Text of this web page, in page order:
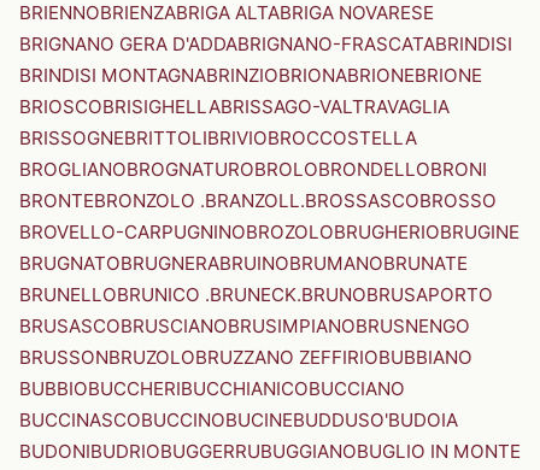
BRIENNOBRIENZABRIGA ALTABRIGA NOVARESE
BRIGNANO GERA D'ADDABRIGNANO-FRASCATABRINDISI
BRINDISI MONTAGNABRINZIOBRIONABRIONEBRIONE
BRIOSCOBRISIGHELLABRISSAGO-VALTRAVAGLIA
BRISSOGNEBRITTOLIBRIVIOBROCCOSTELLA
BROGLIANOBROGNATUROBROLOBRONDELLOBRONI
BRONTEBRONZOLO .BRANZOLL.BROSSASCOBROSSO
BROVELLO-CARPUGNINOBROZOLOBRUGHERIOBRUGINE
BRUGNATOBRUGNERABRUINOBRUMANOBRUNATE
BRUNELLOBRUNICO .BRUNECK.BRUNOBRUSAPORTO
BRUSASCOBRUSCIANOBRUSIMPIANOBRUSNENGO
BRUSSONBRUZOLOBRUZZANO ZEFFIRIOBUBBIANO
BUBBIOBUCCHERIBUCCHIANICOBUCCIANO
BUCCINASCOBUCCINOBUCINEBUDDUSO'BUDOIA
BUDONIBUDRIOBUGGERRUBUGGIANOBUGLIO IN MONTE